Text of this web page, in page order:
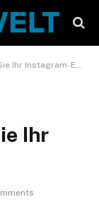
Instagram-Erlebnis
Ihr